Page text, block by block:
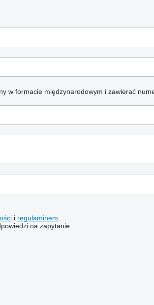
w formacie międzynarodowym i zawierać
i regulaminem
na zapytanie.